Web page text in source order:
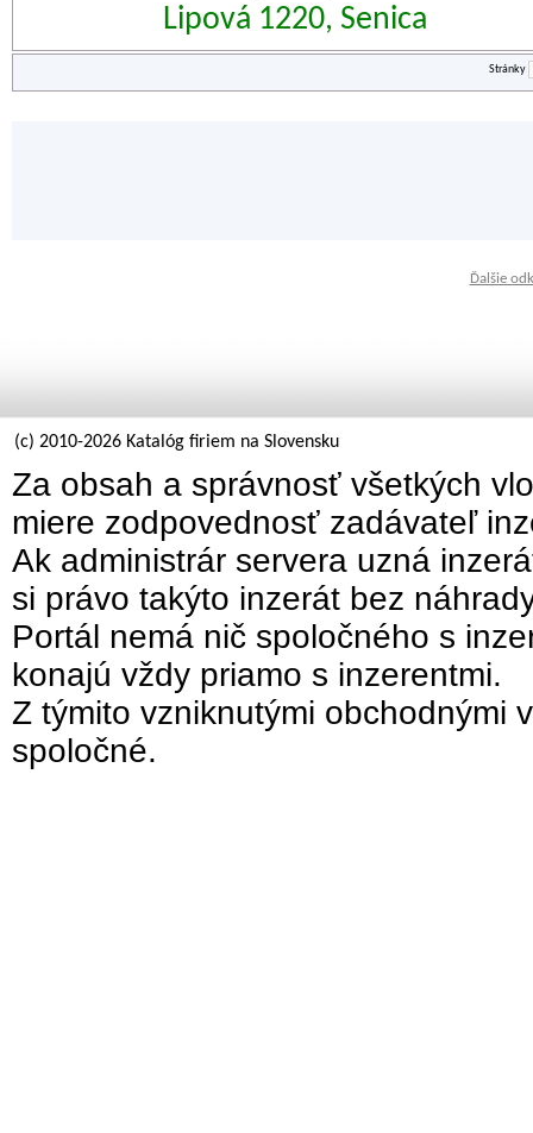
Lipová 1220, Senica
Stránky
Ďalšie
(c) 2010-2026 Katalóg firiem na Slovensku
Za obsah a správnosť všetkých
miere zodpovednosť zadávateľ
Ak administrár servera uzná
si právo takýto inzerát bez
Portál nemá nič spoločného s
konajú vždy priamo s inzerentmi.
Z týmito vzniknutými obchodnými
spoločné.